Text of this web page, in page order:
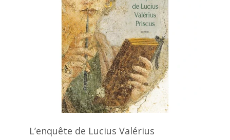
L’enquête de Lucius Valérius